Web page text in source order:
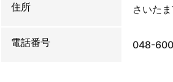
住所 さいた
電話番号 048-